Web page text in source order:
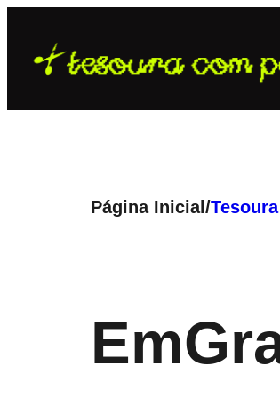
para
Página Inicial/
Em